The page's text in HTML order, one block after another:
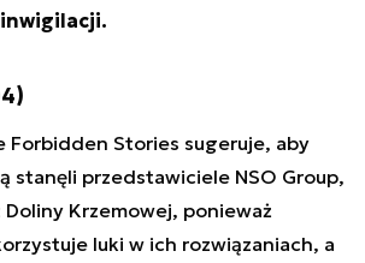
Forbidden Stories sugeruje, aby
stanęli przedstawiciele NSO Group,
Krzemowej, ponieważ
luki w ich rozwiązaniach, a